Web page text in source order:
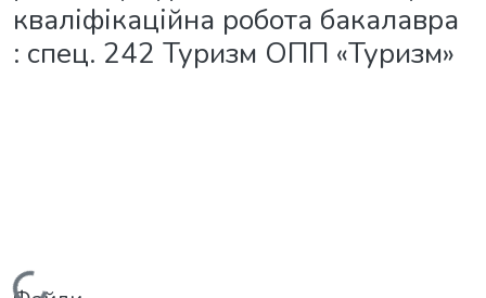
кваліфікаційна робота бакалавра
: спец. 242 Туризм ОПП «Туризм»